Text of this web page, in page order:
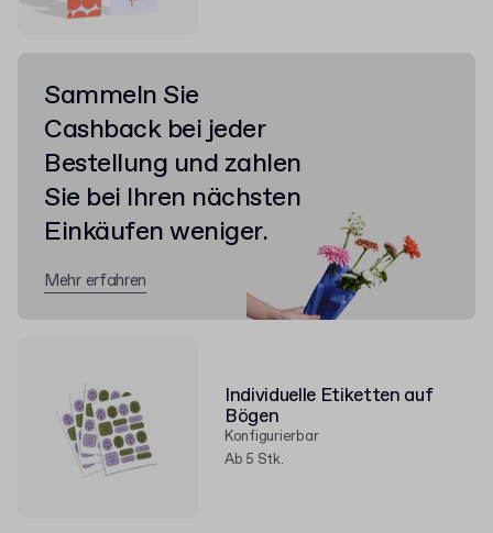
Individuelle Etiketten auf
Bögen
Konfigurierbar
Ab 5 Stk.
Sammeln Sie
Cashback bei jeder
Bestellung und zahlen
Sie bei Ihren nächsten
Einkäufen weniger.
Mehr erfahren